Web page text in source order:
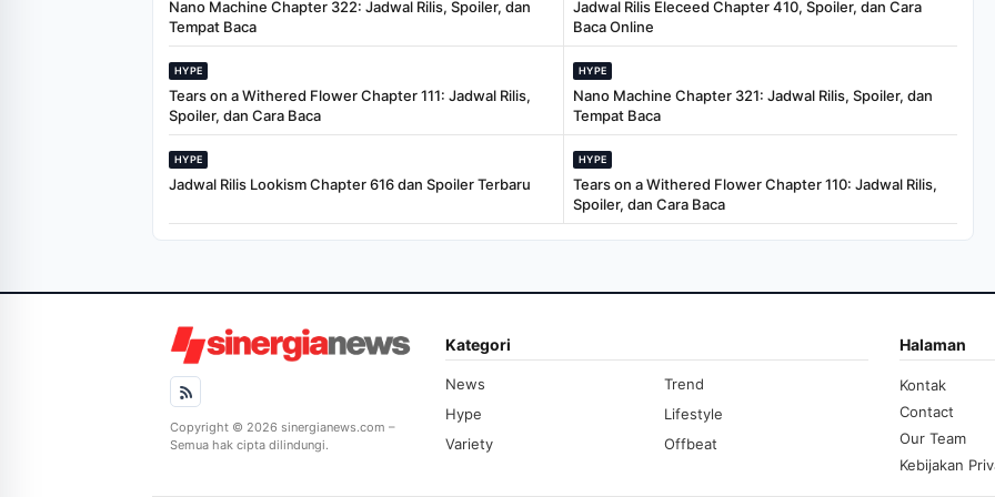
Nano Machine Chapter 322: Jadwal Rilis, Spoiler, dan
Tempat Baca
Jadwal Rilis Eleceed Chapter 410, Spoiler, dan Cara
Baca Online
HYPE
Tears on a Withered Flower Chapter 111: Jadwal Rilis,
Spoiler, dan Cara Baca
HYPE
Nano Machine Chapter 321: Jadwal Rilis, Spoiler, dan
Tempat Baca
HYPE
Jadwal Rilis Lookism Chapter 616 dan Spoiler Terbaru
HYPE
Tears on a Withered Flower Chapter 110: Jadwal Rilis,
Spoiler, dan Cara Baca
Copyright © 2026 sinergianews.com –
Semua hak cipta dilindungi.
Kategori
News
Trend
Hype
Lifestyle
Variety
Offbeat
Halaman
Kontak
Contact
Our Team
Kebijakan